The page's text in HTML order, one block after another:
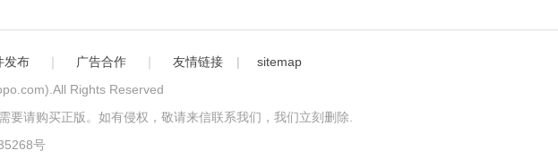
发布 广告合作 友情链接 |
sitemap
.All Rights Reserved
请购买正版。如有侵权，敬请来信联系我们，我们立刻删除.
号